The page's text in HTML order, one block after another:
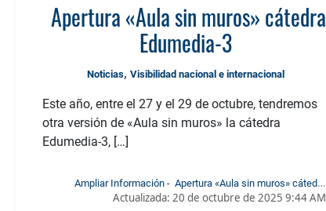
Apertura «Aula sin muros» cátedra
Edumedia-3
Noticias,Visibilidad nacional e internacional
Este año, entre el 27 y el 29 de octubre, tendremos
otra versión de «Aula sin muros» la cátedra
Edumedia-3, […]
Ampliar Información - Apertura «Aula sin muros» cátedra
Edumedia-3
Actualizada: 20 de octubre de 2025 9:44 AM